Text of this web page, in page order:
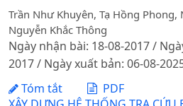
Trần Như Khuyên, Tạ Hồng Phong,
Nguyễn Khắc Thông
Ngày nhận bài: 18-08-2017 /
2017 / Ngày xuất bản: 06-08-
Tóm tắt
PDF